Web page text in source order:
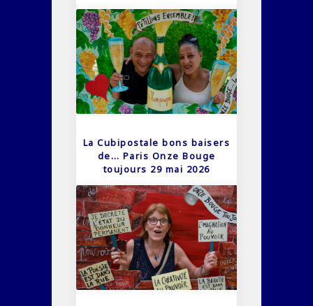
La Cubipostale bons baisers
de… Paris Onze Bouge
toujours 29 mai 2026